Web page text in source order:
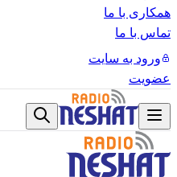
همکاری با ما
تماس با ما
ورود به سایت
عضویت